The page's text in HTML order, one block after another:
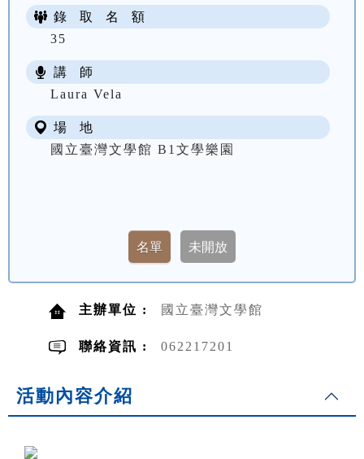
錄 取 名 額
35
講 師
Laura Vela
場 地
國立臺灣文學館 B1文學樂園
主辦單位 : 國立臺灣文學館
聯絡資訊 : 062217201
活動內容介紹